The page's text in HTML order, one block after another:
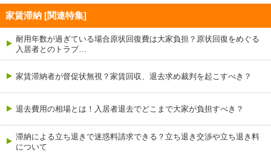
家賃滞納 [関連特集]
耐用年数が過ぎている場合原状回復費は大家負担？原状回復をめぐる
入居者とのトラブ…
家賃滞納者が督促状無視？家賃回収、退去求め裁判を起こすべき？
退去費用の相場とは！入居者退去でどこまで大家が負担すべき？
滞納による立ち退きで迷惑料請求できる？立ち退き交渉や立ち退き料
について